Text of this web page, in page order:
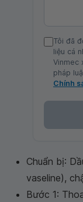
Tôi đã
liệu cá
Vinmec
pháp
Chính
Chuẩn bị:
vaseline),
Bước 1: